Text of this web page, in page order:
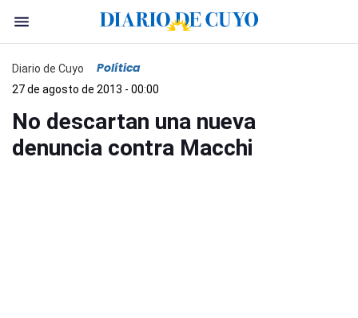
Diario de Cuyo Política
27 de agosto de 2013 - 00:00
No descartan una nueva
denuncia contra Macchi